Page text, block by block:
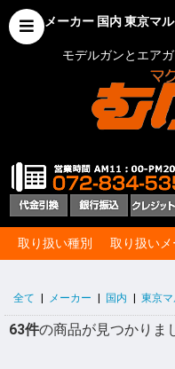
メーカー 国内 東京マ
モデルガンとエア
取り扱い種別 取り扱いメ
全て メーカー 国内 東京マ
63件の商品が見つかりま